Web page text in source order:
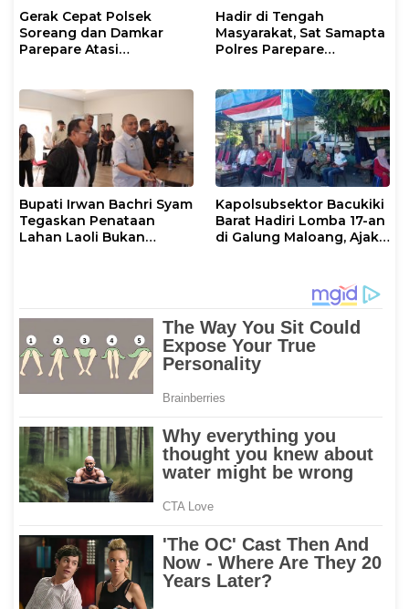
Gerak Cepat Polsek
Soreang dan Damkar
Parepare Atasi
Hadir di Tengah
Masyarakat, Sat Samapta
Polres Parepare
Bupati Irwan Bachri Syam
Tegaskan Penataan
Lahan Laoli Bukan
Kapolsubsektor Bacukiki
Barat Hadiri Lomba 17-an
di Galung Maloang, Ajak